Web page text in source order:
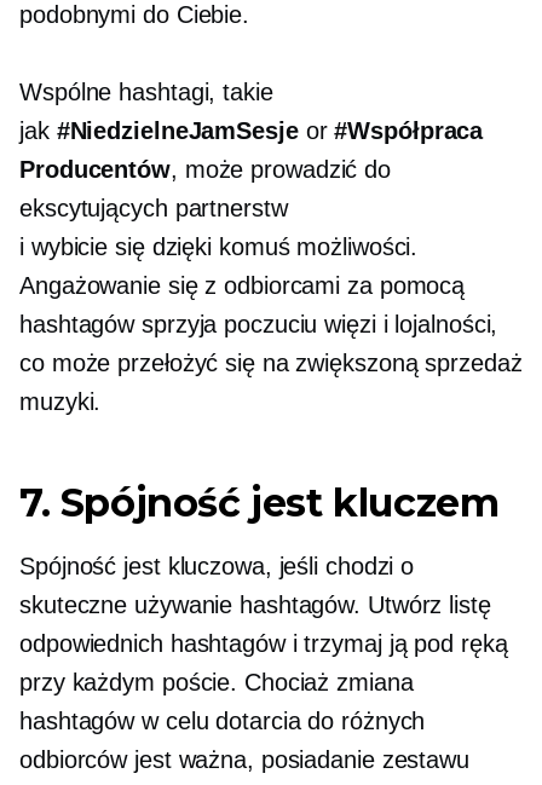
podobnymi do Ciebie.
Wspólne hashtagi, takie
jak #NiedzielneJamSesjeor#Współpraca
Producentów, może prowadzić do
ekscytujących partnerstw
i wybicie się dzięki komuśmożliwości.
Angażowanie się z odbiorcami za pomocą
hashtagów sprzyja poczuciu więzi i lojalności,
co może przełożyć się na zwiększoną sprzedaż
muzyki.
7. Spójność jest kluczem
Spójność jest kluczowa, jeśli chodzi o
skuteczne używanie hashtagów. Utwórz listę
odpowiednich hashtagów i trzymaj ją pod ręką
przy każdym poście. Chociaż zmiana
hashtagów w celu dotarcia do różnych
odbiorców jest ważna, posiadanie zestawu